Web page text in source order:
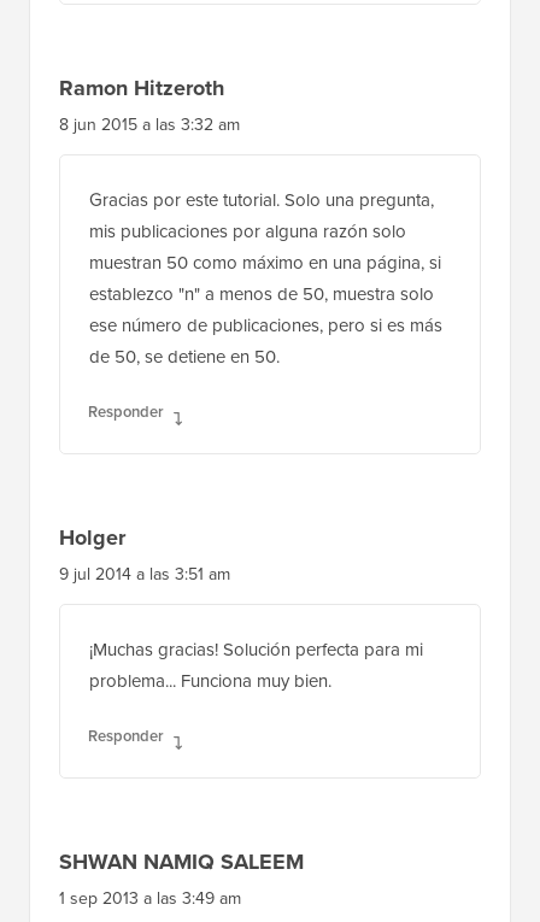
Ramon Hitzeroth
8 jun 2015 a las 3:32 am
Gracias por este tutorial. Solo una pregunta,
mis publicaciones por alguna razón solo
muestran 50 como máximo en una página, si
establezco "n" a menos de 50, muestra solo
ese número de publicaciones, pero si es más
de 50, se detiene en 50.
Responder
Holger
9 jul 2014 a las 3:51 am
¡Muchas gracias! Solución perfecta para mi
problema... Funciona muy bien.
Responder
SHWAN NAMIQ SALEEM
1 sep 2013 a las 3:49 am